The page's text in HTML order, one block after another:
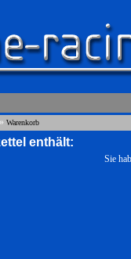
» Warenkorb
enthält:
Sie